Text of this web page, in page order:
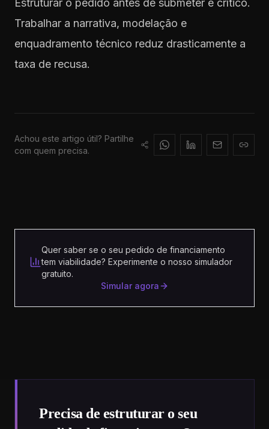
Estruturar o pedido antes de submeter é crítico.
Trabalhar a narrativa, modelação e
enquadramento técnico reduz drasticamente a
taxa de recusa.
Achou este artigo útil? Partilhe
com quem precisa.
Quer saber se o seu pedido de financiamento
tem viabilidade? Experimente o nosso simulador
gratuito.
Simular agora
Precisa de estruturar o seu